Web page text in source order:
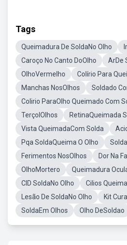
Tags
Queimadura De SoldaNo Olho
Caroço No Canto DoOlho
ArDe
OlhoVermelho
Colírio Para
Manchas NosOlhos
Soldado
Colirio ParaOlho Queimado Com
TerçolOlhos
RetinaQueimada
Vista QueimadaCom Solda
Pqa SoldaQueima O Olho
Ferimentos NosOlhos
Dor Na
OlhoMortero
Queimadura
CID SoldaNo Olho
Cilios
Lesão De SoldaNo Olho
Kit
SoldaEm Olhos
Olho DeSoldao